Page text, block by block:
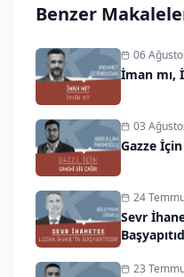
Benzer
06
İman mı,
03
Gazze
24
Sevr
23